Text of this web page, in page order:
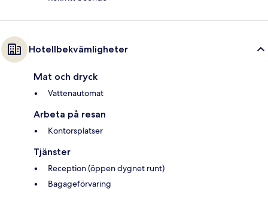
Hotellbekvämligheter
Mat och dryck
Vattenautomat
Arbeta på resan
Kontorsplatser
Tjänster
Reception (öppen dygnet runt)
Bagageförvaring